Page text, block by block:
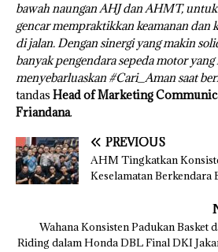
bawah naungan AHJ dan AHMT,
gencar mempraktikkan keamanan dan
di jalan. Dengan sinergi yang makin
banyak pengendara sepeda motor
menyebarluaskan #Cari_Aman saat
tandas Head of Marketing
Friandana.
PREVIOUS
AHM Tingkatkan
Keselamatan Berkendara
Wahana Konsisten Padukan Basket
Riding dalam Honda DBL Final DKI